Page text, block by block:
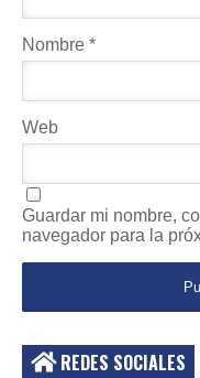
Nombre *
Web
Guardar mi nombre,
navegador para la
REDES SOCIALES